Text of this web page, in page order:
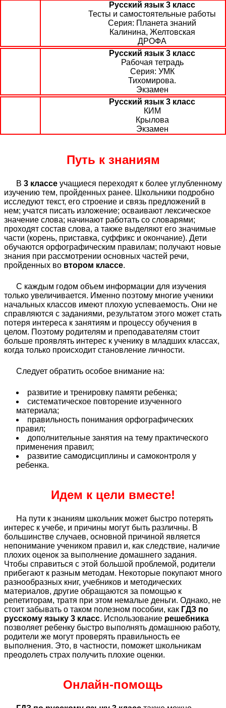
Русский язык 3 класс
Тесты и самостоятельные работы
Планета знаний
Калинина, Желтовская
ДРОФА
Русский язык 3 класс
Рабочая тетрадь
УМК
Тихомирова.
Экзамен
Русский язык 3 класс
КИМ
Крылова
Экзамен
Путь к знаниям
В 3 классе учащиеся переходят к более углубленному
изучению тем, пройденных ранее. Школьники подробно
исследуют текст, его строение и связь предложений в
нем; учатся писать изложение; осваивают лексическое
значение слова; начинают работать со словарями;
проходят состав слова, а также выделяют его значимые
части (корень, приставка, суффикс и окончание). Дети
обучаются орфографическим правилам; получают новые
знания при рассмотрении основных частей речи,
пройденных во втором классе.
С каждым годом объем информации для изучения
только увеличивается. Именно поэтому многие ученики
начальных классов имеют плохую успеваемость. Они не
справляются с заданиями, результатом этого может стать
потеря интереса к занятиям и процессу обучения в
целом. Поэтому родителям и преподавателям стоит
больше проявлять интерес к ученику в младших классах,
когда только происходит становление личности.
Следует обратить особое внимание на:
развитие и тренировку памяти ребенка;
систематическое повторение изученного
материала;
правильность понимания орфографических
правил;
дополнительные занятия на тему практического
применения правил;
развитие самодисциплины и самоконтроля у
ребенка.
Идем к цели вместе!
На пути к знаниям школьник может быстро потерять
интерес к учебе, и причины могут быть различны. В
большинстве случаев, основной причиной является
непонимание учеником правил и, как следствие, наличие
плохих оценок за выполнение домашнего задания.
Чтобы справиться с этой большой проблемой, родители
прибегают к разным методам. Некоторые покупают много
разнообразных книг, учебников и методических
материалов, другие обращаются за помощью к
репетиторам, тратя при этом немалые деньги. Однако, не
стоит забывать о таком полезном пособии, как ГДЗ по
русскому языку 3 класс. Использование решебника
позволяет ребенку быстро выполнять домашнюю работу,
родители же могут проверять правильность ее
выполнения. Это, в частности, поможет школьникам
преодолеть страх получить плохие оценки.
Онлайн-помощь